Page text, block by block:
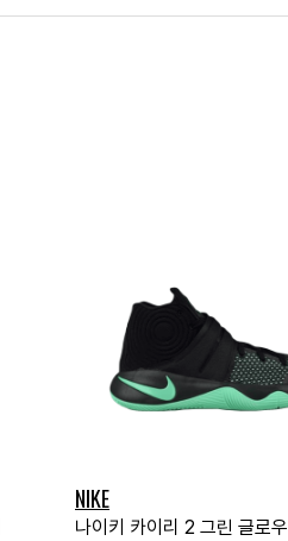
NIKE
나이키 카이리 2 그린 글로우